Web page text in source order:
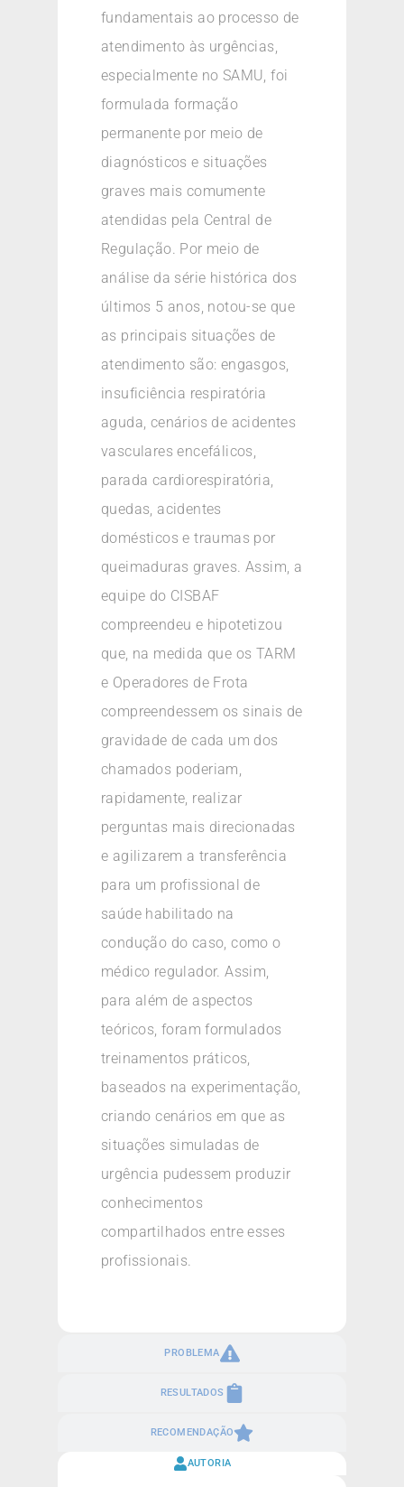
PROBLEMA
RESULTADOS
RECOMENDAÇÃO
fundamentais ao processo de
atendimento às urgências,
especialmente no SAMU, foi
formulada formação
permanente por meio de
diagnósticos e situações
graves mais comumente
atendidas pela Central de
Regulação. Por meio de
análise da série histórica dos
últimos 5 anos, notou-se que
as principais situações de
atendimento são: engasgos,
insuficiência respiratória
aguda, cenários de acidentes
vasculares encefálicos,
parada cardiorespiratória,
quedas, acidentes
domésticos e traumas por
queimaduras graves. Assim, a
equipe do CISBAF
compreendeu e hipotetizou
que, na medida que os TARM
e Operadores de Frota
compreendessem os sinais de
gravidade de cada um dos
chamados poderiam,
rapidamente, realizar
perguntas mais direcionadas
e agilizarem a transferência
para um profissional de
saúde habilitado na
condução do caso, como o
médico regulador. Assim,
para além de aspectos
teóricos, foram formulados
treinamentos práticos,
baseados na experimentação,
criando cenários em que as
situações simuladas de
urgência pudessem produzir
conhecimentos
compartilhados entre esses
profissionais.
AUTORIA